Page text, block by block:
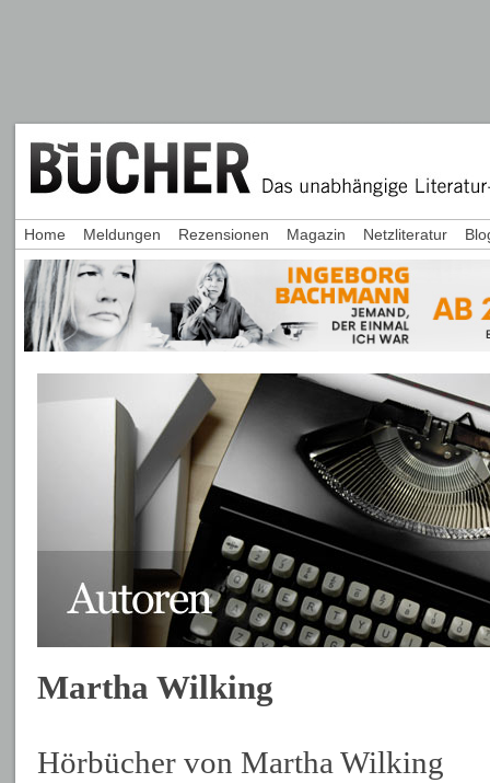
Martha Wilking
Hörbücher von Martha Wilking
Home Meldungen Rezensionen Magazin Netzliteratur